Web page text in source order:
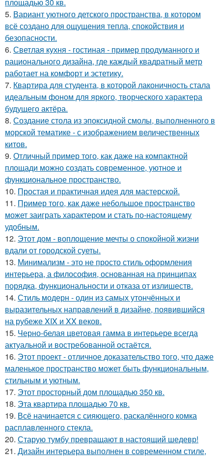
5. Вариант уютного детского пространства, в котором
всё создано для ощущения тепла, спокойствия и
безопасности.
6. Светлая кухня - гостиная - пример продуманного и
рационального дизайна, где каждый квадратный метр
работает на комфорт и эстетику.
7. Квартира для студента, в которой лаконичность стала
идеальным фоном для яркого, творческого характера
будущего актёра.
8. Создание стола из эпоксидной смолы, выполненного в
морской тематике - с изображением величественных
китов.
9. Отличный пример того, как даже на компактной
площади можно создать современное, уютное и
функциональное пространство.
10. Простая и практичная идея для мастерской.
11. Пример того, как даже небольшое пространство
может заиграть характером и стать по-настоящему
удобным.
12. Этот дом - воплощение мечты о спокойной жизни
вдали от городской суеты.
13. Минимализм - это не просто стиль оформления
интерьера, а философия, основанная на принципах
порядка, функциональности и отказа от излишеств.
14. Стиль модерн - один из самых утончённых и
выразительных направлений в дизайне, появившийся
на рубеже XIX и XX веков.
15. Черно-белая цветовая гамма в интерьере всегда
актуальной и востребованной остаётся.
16. Этот проект - отличное доказательство того, что даже
маленькое пространство может быть функциональным,
стильным и уютным.
17. Этот просторный дом площадью 350 кв.
18. Эта квартира площадью 70 кв.
19. Всё начинается с сияющего, раскалённого комка
расплавленного стекла.
20. Старую тумбу превращают в настоящий шедевр!
21. Дизайн интерьера выполнен в современном стиле,